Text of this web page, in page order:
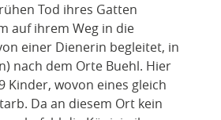
Tod ihres Gatten
auf ihrem Weg in die
einer Dienerin begleitet, in
nach dem Orte Buehl. Hier
Kinder, wovon eines gleich
Da an diesem Ort kein